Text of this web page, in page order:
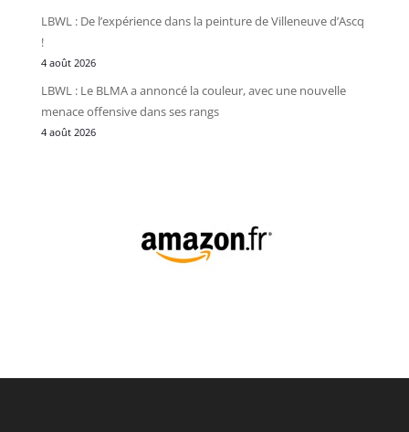
LBWL : De l’expérience dans la peinture de Villeneuve d’Ascq
!
4 août 2026
LBWL : Le BLMA a annoncé la couleur, avec une nouvelle
menace offensive dans ses rangs
4 août 2026